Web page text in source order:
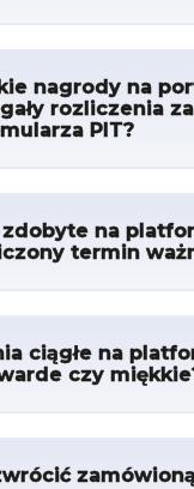
nagrody na
rozliczenia za
PIT?
na
termin
ciągłe na
czy
zamówioną